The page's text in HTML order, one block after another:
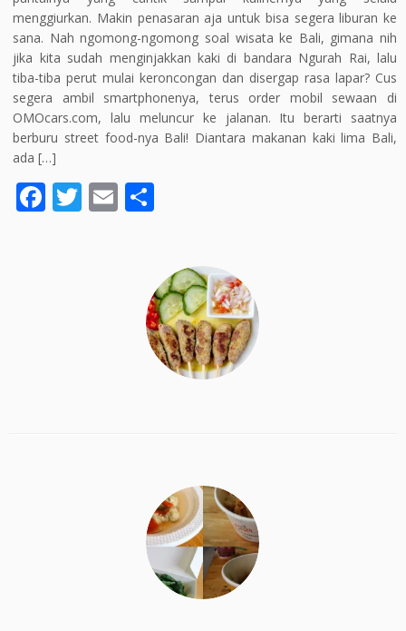
menggiurkan. Makin penasaran aja untuk bisa segera liburan ke
sana. Nah ngomong-ngomong soal wisata ke Bali, gimana nih
jika kita sudah menginjakkan kaki di bandara Ngurah Rai, lalu
tiba-tiba perut mulai keroncongan dan disergap rasa lapar? Cus
segera ambil smartphonenya, terus order mobil sewaan di
OMOcars.com, lalu meluncur ke jalanan. Itu berarti saatnya
berburu street food-nya Bali! Diantara makanan kaki lima Bali,
ada […]
F T E
e